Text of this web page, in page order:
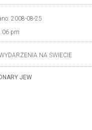
2008-08-25
pm
NA ŚWIECIE
JEW